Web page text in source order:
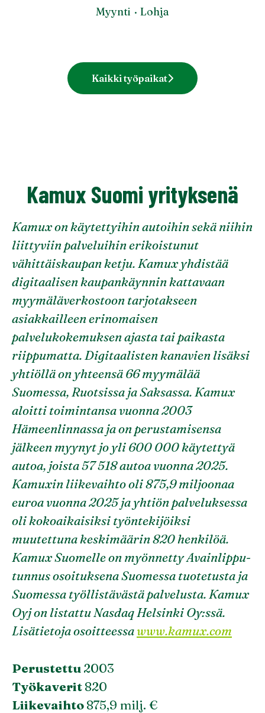
Myynti · Lohja
Kaikki työpaikat
Kamux Suomi yrityksenä
Kamux on käytettyihin autoihin sekä niihin
liittyviin palveluihin erikoistunut
vähittäiskaupan ketju. Kamux yhdistää
digitaalisen kaupankäynnin kattavaan
myymäläverkostoon tarjotakseen
asiakkailleen erinomaisen
palvelukokemuksen ajasta tai paikasta
riippumatta. Digitaalisten kanavien lisäksi
yhtiöllä on yhteensä 66 myymälää
Suomessa, Ruotsissa ja Saksassa. Kamux
aloitti toimintansa vuonna 2003
Hämeenlinnassa ja on perustamisensa
jälkeen myynyt jo yli 600 000 käytettyä
autoa, joista 57 518 autoa vuonna 2025.
Kamuxin liikevaihto oli 875,9 miljoonaa
euroa vuonna 2025 ja yhtiön palveluksessa
oli kokoaikaisiksi työntekijöiksi
muutettuna keskimäärin 820 henkilöä.
Kamux Suomelle on myönnetty Avainlippu-
tunnus osoituksena Suomessa tuotetusta ja
Suomessa työllistävästä palvelusta. Kamux
Oyj on listattu Nasdaq Helsinki Oy:ssä.
Lisätietoja osoitteessawww.kamux.com
Perustettu 2003
Työkaverit820
Liikevaihto875,9 milj. €